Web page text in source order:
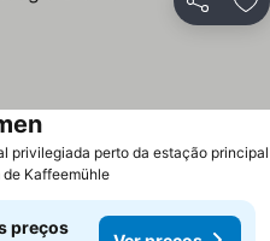
Partilhar
privilegiada perto da estação principal
Kaffeemühle
preços